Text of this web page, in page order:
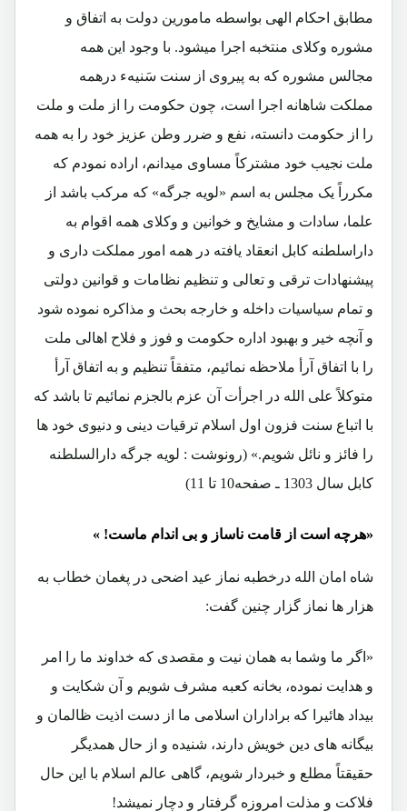
مطابق احکام الهی بواسطه مامورین دولت به اتفاق و
مشوره وکلای منتخبه اجرا میشود. با وجود این همه
مجالس مشوره که به پیروی از سنت سَنیهء درهمه
مملکت شاهانه اجرا است، چون حکومت را از ملت و ملت
را از حکومت دانسته، نفع و ضرر وطن عزیز خود را به همه
ملت نجیب خود مشترکاً مساوی میدانم، اراده نمودم که
مکرراً یک مجلس به اسم «لویه جرگه» که مرکب باشد از
علما، سادات و مشایخ و خوانین و وکلای همه اقوام به
داراسلطنه کابل انعقاد یافته در همه امور مملکت داری و
پیشنهادات ترقی و تعالی و تنظیم نظامات و قوانین دولتی
و تمام سیاسیات داخله و خارجه بحث و مذاکره نموده شود
و آنچه خیر و بهبود اداره حکومت و فوز و فلاح اهالی ملت
را با اتفاق آرأ ملاحظه نمائیم، متفقاً تنظیم و به اتفاق آرأ
متوکلاً علی الله در اجرأت آن عزم بالجزم نمائیم تا باشد که
با اتباع سنت فزون اول اسلام ترقیات دینی و دنیوی خود ها
را فائز و نائل شویم.» (رونوشت : لویه جرگه دارالسلطنه
کابل سال 1303 ـ صفحه10 تا 11)
«هرچه است از قامت ناساز و بی اندام ماست! »
شاه امان الله درخطبه نماز عید اضحی در پغمان خطاب به
هزار ها نماز گزار چنین گفت:
«اگر ما وشما به همان نیت و مقصدی که خداوند ما را امر
و هدایت نموده، بخانه کعبه مشرف شویم و آن شکایت و
بیداد هائیرا که براداران اسلامی ما از دست اذیت ظالمان و
بیگانه های دین خویش دارند، شنیده و از حال همدیگر
حقیقتاً مطلع و خبردار شویم، گاهی عالم اسلام با این حال
فلاکت و مذلت امروزه گرفتار و دچار نمیشد!